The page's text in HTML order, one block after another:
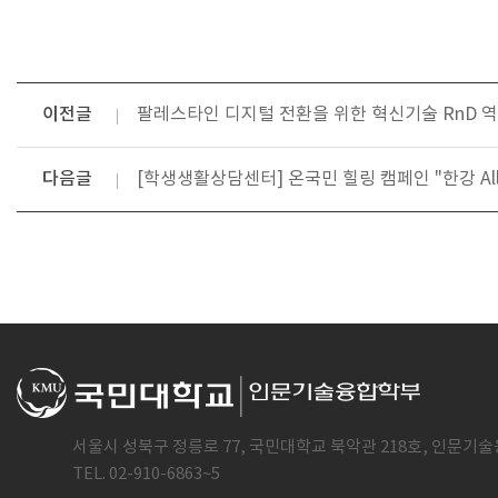
이전글 팔레스타인 디지털 전환을 위한 혁신기술 RnD
다음글 [학생생활상담센터] 온국민 힐링 캠페인 "한
서울시 성북구 정릉로 77, 국민대학교 북악관 218호, 인문기
TEL. 02-910-6863~5